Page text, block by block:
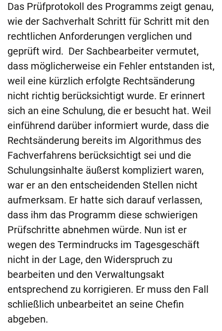
Das Prüfprotokoll des Programms zeigt genau,
wie der Sachverhalt Schritt für Schritt mit den
rechtlichen Anforderungen verglichen und
geprüft wird. Der Sachbearbeiter vermutet,
dass möglicherweise ein Fehler entstanden ist,
weil eine kürzlich erfolgte Rechtsänderung
nicht richtig berücksichtigt wurde. Er erinnert
sich an eine Schulung, die er besucht hat. Weil
einführend darüber informiert wurde, dass die
Rechtsänderung bereits im Algorithmus des
Fachverfahrens berücksichtigt sei und die
Schulungsinhalte äußerst kompliziert waren,
war er an den entscheidenden Stellen nicht
aufmerksam. Er hatte sich darauf verlassen,
dass ihm das Programm diese schwierigen
Prüfschritte abnehmen würde. Nun ist er
wegen des Termindrucks im Tagesgeschäft
nicht in der Lage, den Widerspruch zu
bearbeiten und den Verwaltungsakt
entsprechend zu korrigieren. Er muss den Fall
schließlich unbearbeitet an seine Chefin
abgeben.